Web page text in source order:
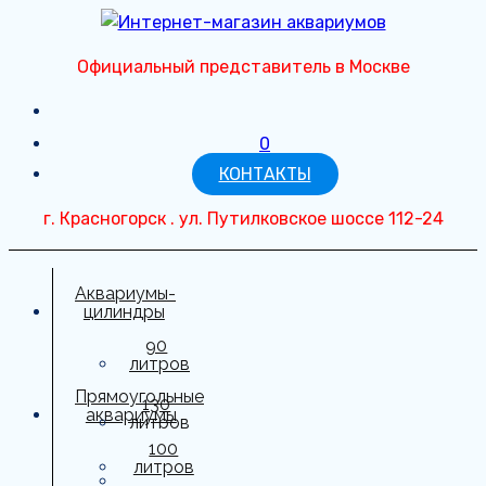
содержимомуОфициальный представитель в Москве
0
КОНТАКТЫ
г. Красногорск . ул. Путилковское шоссе 112-24
Аквариумы-
цилиндры
90
литров
130
литров
150
литров
Прямоугольные
аквариумы
100
литров